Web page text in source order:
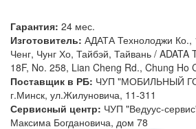
Гарантия: 24 мес.
Изготовитель: АДАТА Технолоджи
Ченг, Чунг Хо, Тайбэй, Тайвань / ADATA
18F, No. 258, Lian Cheng Rd., Chung Ho
Поставщик в РБ: ЧУП "МОБИЛЬНЫЙ
г.Минск, ул.Жилуновича, 11-311
Сервисный центр: ЧУП "Ведуус-
Максима Богдановича, дом 78